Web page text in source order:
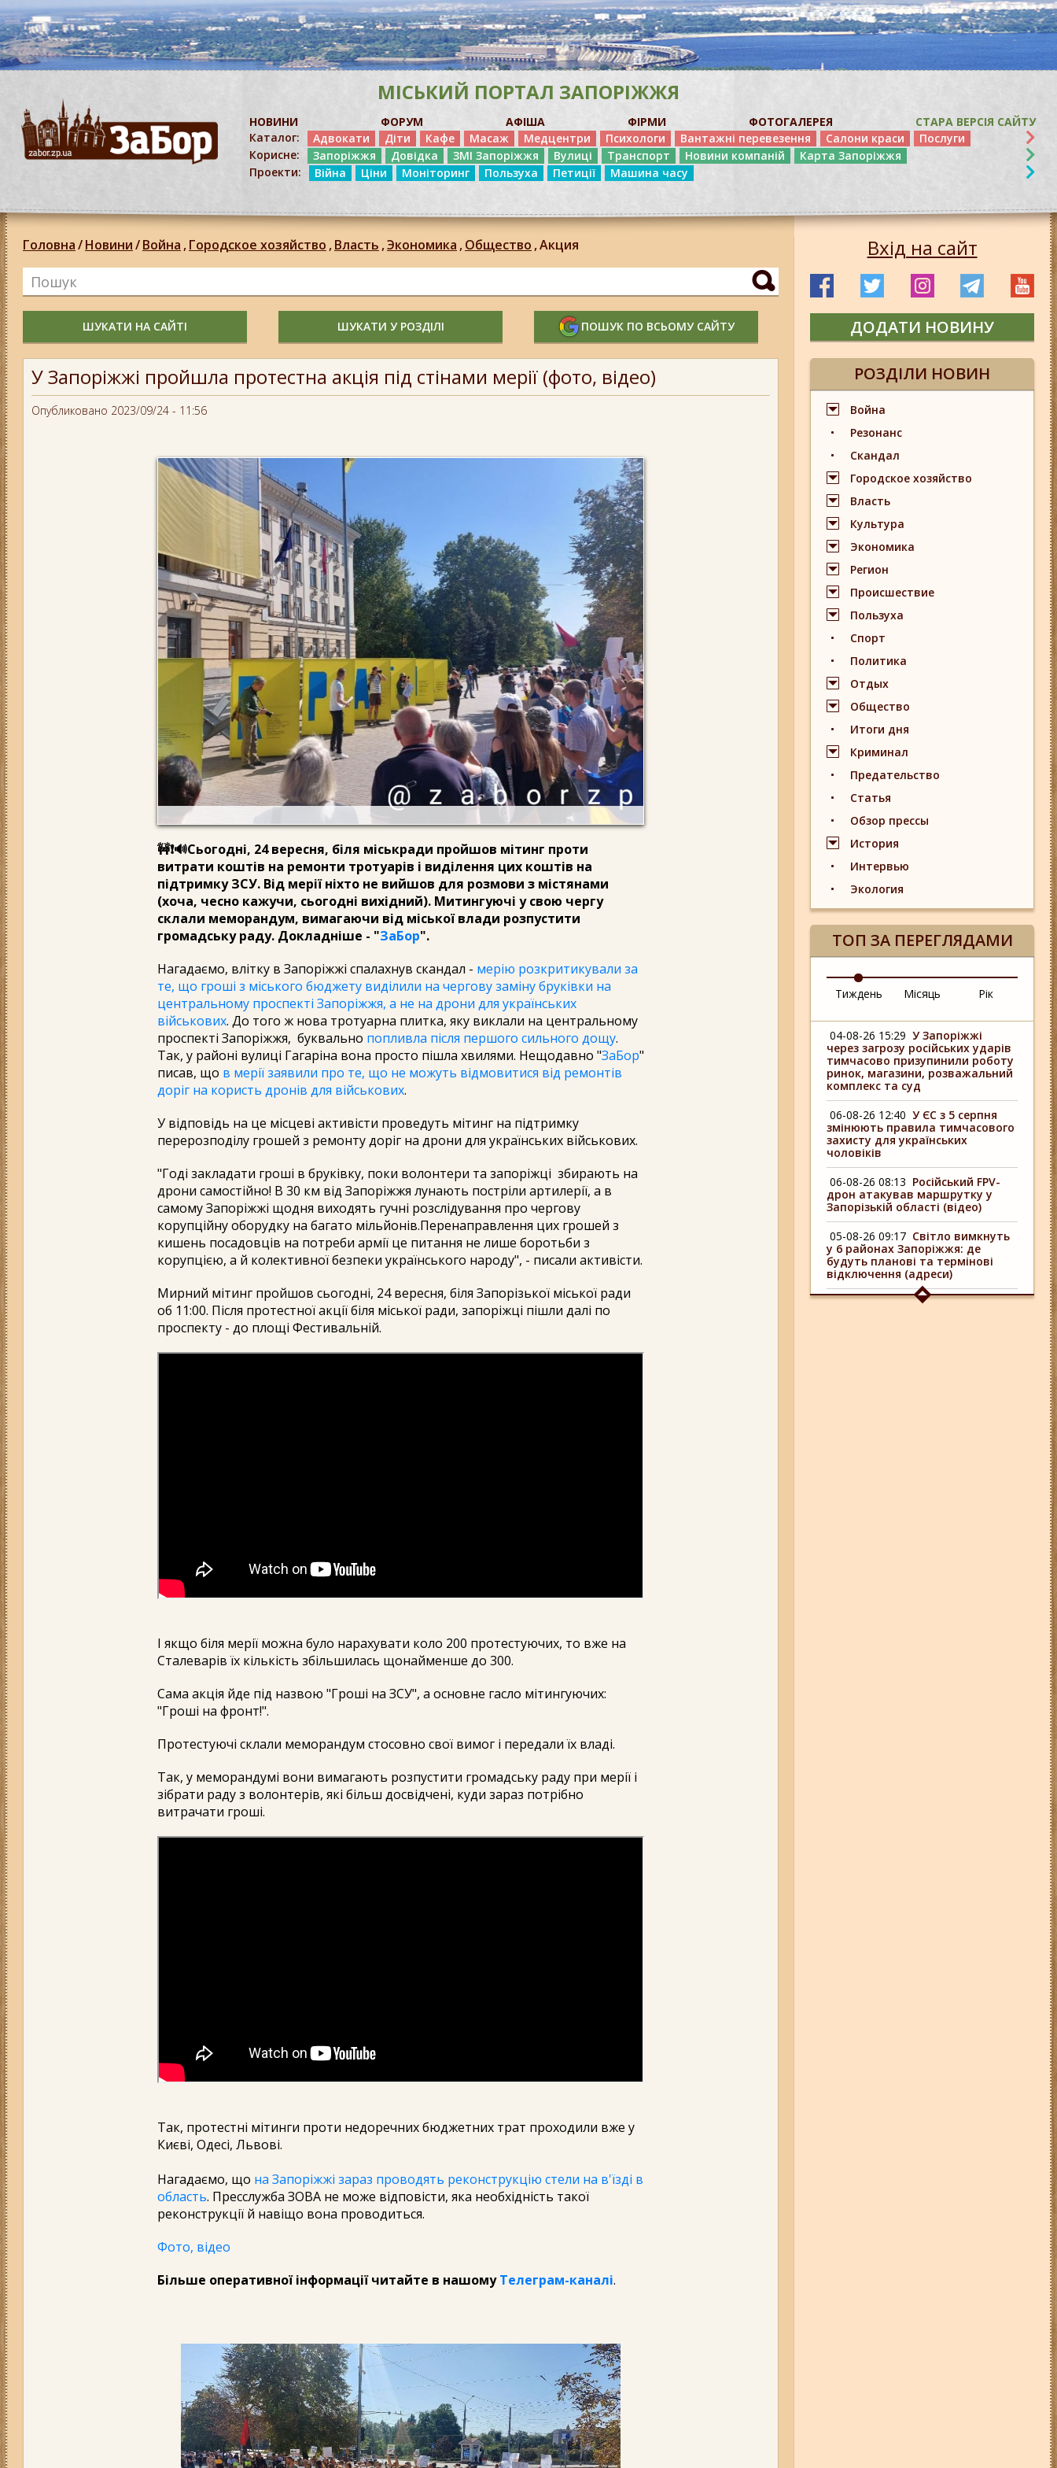
МІСЬКИЙ ПОРТАЛ ЗАПОРІЖЖЯ
НОВИНИ ФОРУМ АФІША ФІРМИ ФОТОГАЛЕРЕЯ
СТАРА ВЕРСІЯ САЙТУ
Каталог:
Адвокати Діти Кафе Масаж Медцентри Психологи Вантажні перевезення Салони краси
Послуги
Корисне:
Запоріжжя Довідка ЗМІ Запоріжжя Вулиці Транспорт Новини компаній
Карта Запоріжжя
Проекти:
Війна Ціни Моніторинг Пользуха Петиції Машина часу
Головна/Новини/Война ,Городское хозяйство ,Власть ,Экономика ,Общество ,Акция
ШУКАТИ НА САЙТІ ШУКАТИ У РОЗДІЛІ ПОШУК ПО ВСЬОМУ САЙТУ
У Запоріжжі пройшла протестна акція під стінами мерії (фото, відео)
Опубликовано 2023/09/24 - 11:56
🚧❗️🔊Сьогодні, 24 вересня, біля міськради пройшов мітинг проти
витрати коштів на ремонти тротуарів і виділення цих коштів на
підтримку ЗСУ. Від мерії ніхто не вийшов для розмови з містянами
(хоча, чесно кажучи, сьогодні вихідний). Митингуючі у свою чергу
склали меморандум, вимагаючи від міської влади розпустити
громадську раду. Докладніше - "ЗаБор".
Нагадаємо, влітку в Запоріжжі спалахнув скандал - мерію розкритикували за
те, що гроші з міського бюджету виділили на чергову заміну бруківки на
центральному проспекті Запоріжжя, а не на дрони для українських
військових. До того ж нова тротуарна плитка, яку виклали на центральному
проспекті Запоріжжя, буквально попливла після першого сильного дощу.
Так, у районі вулиці Гагаріна вона просто пішла хвилями. Нещодавно "ЗаБор"
писав, що в мерії заявили про те, що не можуть відмовитися від ремонтів
доріг на користь дронів для військових.
У відповідь на це місцеві активісти проведуть мітинг на підтримку
перерозподілу грошей з ремонту доріг на дрони для українських військових.
"Годі закладати гроші в бруківку, поки волонтери та запоріжці збирають на
дрони самостійно! В 30 км від Запоріжжя лунають постріли артилерії, а в
самому Запоріжжі щодня виходять гучні розслідування про чергову
корупційну оборудку на багато мільйонів.Перенаправлення цих грошей з
кишень посадовців на потреби армії це питання не лише боротьби з
корупцією, а й колективної безпеки українського народу", - писали активісти.
Мирний мітинг пройшов сьогодні, 24 вересня, біля Запорізької міської ради
об 11:00. Після протестної акції біля міської ради, запоріжці пішли далі по
проспекту - до площі Фестивальній.
І якщо біля мерії можна було нарахувати коло 200 протестуючих, то вже на
Сталеварів їх кількість збільшилась щонайменше до 300.
Сама акція йде під назвою "Гроші на ЗСУ", а основне гасло мітингуючих:
"Гроші на фронт!".
Протестуючі склали меморандум стосовно свої вимог і передали їх владі.
Так, у меморандумі вони вимагають розпустити громадську раду при мерії і
зібрати раду з волонтерів, які більш досвідчені, куди зараз потрібно
витрачати гроші.
Так, протестні мітинги проти недоречних бюджетних трат проходили вже у
Києві, Одесі, Львові.
Нагадаємо, що на Запоріжжі зараз проводять реконструкцію стели на в'їзді в
область. Пресслужба ЗОВА не може відповісти, яка необхідність такої
реконструкції й навіщо вона проводиться.
Фото, відео
Більше оперативної інформації читайте в нашомуТелеграм-каналі.
Вхід на сайт
ДОДАТИ НОВИНУ
РОЗДІЛИ НОВИН
Война
Резонанс
Скандал
Городское хозяйство
Власть
Культура
Экономика
Регион
Происшествие
Пользуха
Спорт
Политика
Отдых
Общество
Итоги дня
Криминал
Предательство
Статья
Обзор прессы
История
Интервью
Экология
ТОП ЗА ПЕРЕГЛЯДАМИ
Тиждень Місяць Рік
04-08-26 15:29 У Запоріжжі
через загрозу російських ударів
тимчасово призупинили роботу
ринок, магазини, розважальний
комплекс та суд
06-08-26 12:40 У ЄС з 5 серпня
змінюють правила тимчасового
захисту для українських
чоловіків
06-08-26 08:13 Російський FPV-
дрон атакував маршрутку у
Запорізькій області (відео)
05-08-26 09:17 Світло вимкнуть
у 6 районах Запоріжжя: де
будуть планові та термінові
відключення (адреси)
04-08-26 09:16 У 6 районах